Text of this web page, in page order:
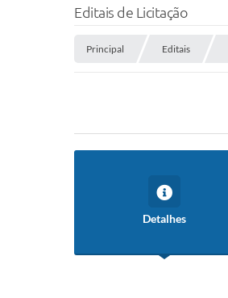
Editais de Licitação
Principal Editais
Detalhes